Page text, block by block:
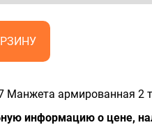
Манжета армированная 2
информацию о цене,